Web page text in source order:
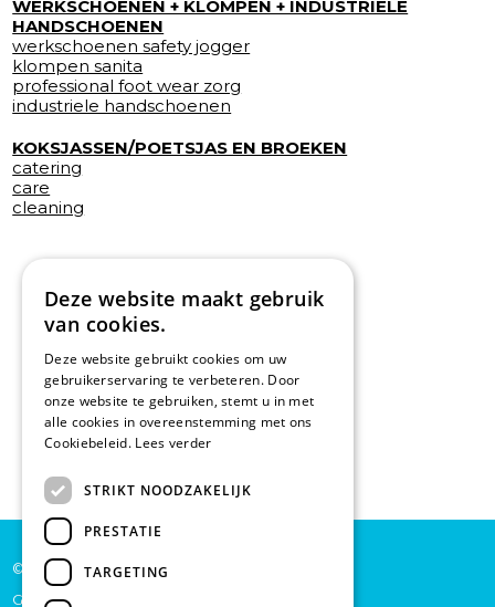
WERKSCHOENEN + KLOMPEN + INDUSTRIELE
HANDSCHOENEN
werkschoenen safety jogger
klompen sanita
professional foot wear zorg
industriele handschoenen
KOKSJASSEN/POETSJAS EN BROEKEN
catering
care
cleaning
© De Backer CP bv
Grote Baan 45
Deze website maakt gebruik
van cookies.
Deze website gebruikt cookies om uw
gebruikerservaring te verbeteren. Door
onze website te gebruiken, stemt u in met
alle cookies in overeenstemming met ons
Cookiebeleid. Lees verder
STRIKT NOODZAKELIJK
PRESTATIE
TARGETING